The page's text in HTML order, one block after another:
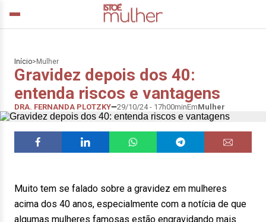
Início> Mulher
Gravidez depois dos 40:
entenda riscos e vantagens
DRA. FERNANDA PLOTZKY 29/10/24 - 17h00minEmMulher
Muito tem se falado sobre a gravidez em mulheres
acima dos 40 anos, especialmente com a notícia de que
algumas mulheres famosas estão engravidando mais